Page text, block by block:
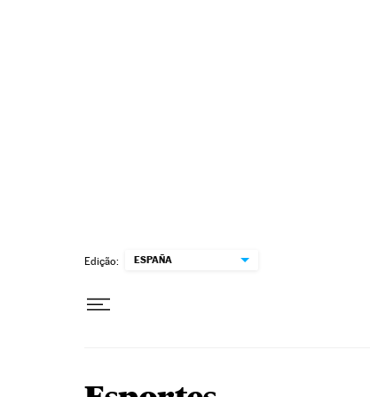
Edição: ESPAÑA